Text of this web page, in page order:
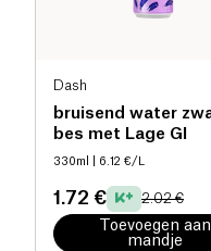
Dash
bruisend water
bes met Lage GI
330ml | 6.12 €/L
1.72 € 2.02 €
Toevoegen aan
mandje